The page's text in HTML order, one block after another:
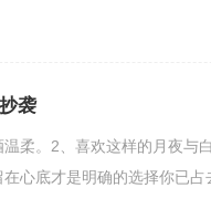
袭
柔。2、喜欢这样的月夜与
心底才是明确的选择你已占